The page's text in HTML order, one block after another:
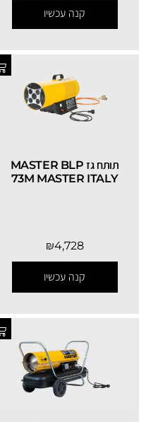
קנה עכשיו
תותח גז MASTER BLP
73M MASTER ITALY
₪4,728
קנה עכשיו